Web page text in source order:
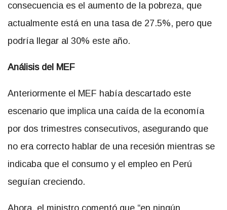
consecuencia es el aumento de la pobreza, que
actualmente está en una tasa de 27.5%, pero que
podría llegar al 30% este año.
Análisis del MEF
Anteriormente el MEF había descartado este
escenario que implica una caída de la economía
por dos trimestres consecutivos, asegurando que
no era correcto hablar de una recesión mientras se
indicaba que el consumo y el empleo en Perú
seguían creciendo.